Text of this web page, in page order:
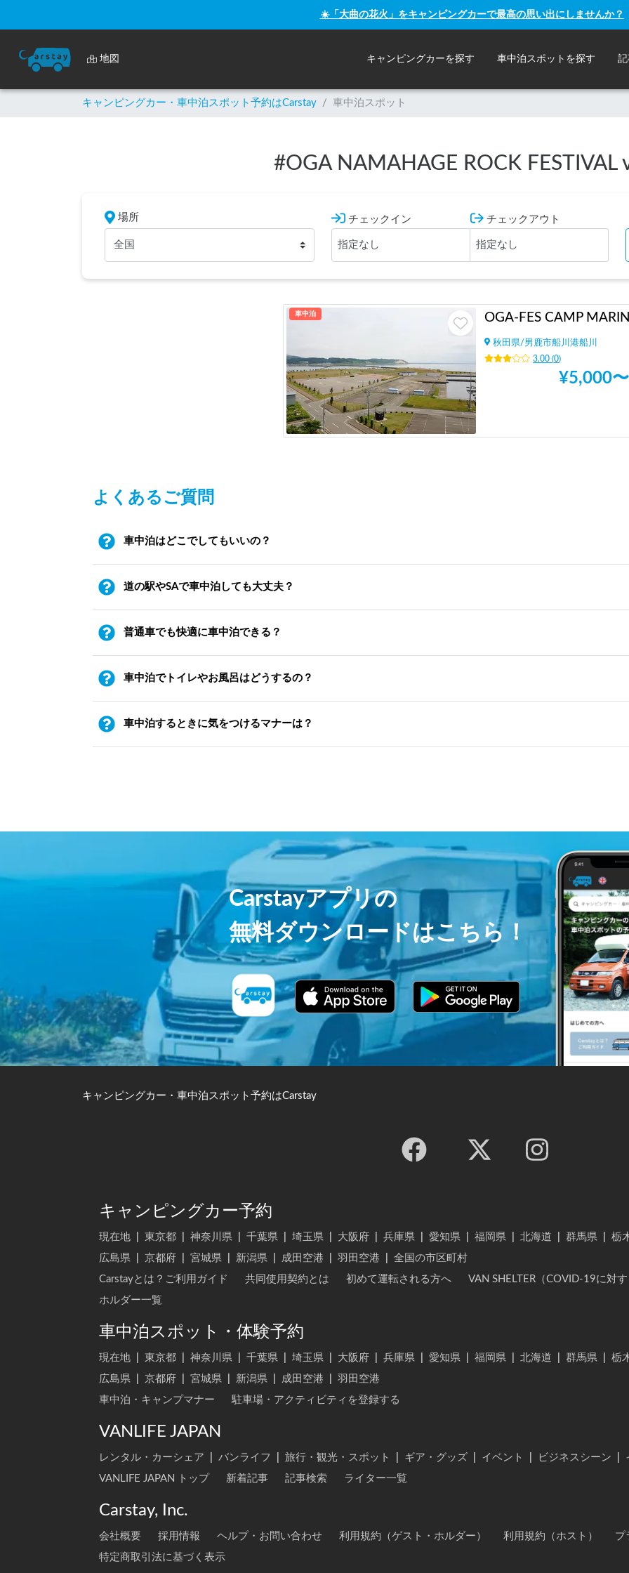
☀️「大曲の花火」をキャンピングカーで最高の思い出にしませんか？
地図 キャンピングカーを探す 車中泊スポットを探す
キャンピングカー・車中泊スポット予約はCarstay / 車中泊スポット
#OGA NAMAHAGE ROCK FESTIVAL
場所
全国
チェックイン チェックアウト
車中泊
秋田県/男鹿市船川港船川
3.00 (0)
¥5,000〜
よくあるご質問
車中泊はどこでしてもいいの？
道の駅やSAで車中泊しても大丈夫？
普通車でも快適に車中泊できる？
車中泊でトイレやお風呂はどうするの？
車中泊するときに気をつけるマナーは？
Carstayアプリの
無料ダウンロードはこちら！
キャンピングカー・車中泊スポット予約はCarstay
キャンピングカー予約
現在地 東京都 神奈川県 千葉県 埼玉県 大阪府 兵庫県 愛知県 福岡県 北海道 群馬県 栃
広島県
京都府 宮城県 新潟県 成田空港 羽田空港
全国の市区町村
Carstayとは？ご利用ガイド
共同使用契約とは 初めて運転される方へ VAN SHELTER（COVID-19に対す
ホルダー一覧
車中泊スポット・体験予約
現在地 東京都 神奈川県 千葉県 埼玉県 大阪府 兵庫県 愛知県 福岡県 北海道 群馬県 栃
広島県
京都府 宮城県 新潟県 成田空港
羽田空港
車中泊・キャンプマナー
駐車場・アクティビティを登録する
VANLIFE JAPAN
レンタル・カーシェア バンライフ 旅行・観光・スポット ギア・グッズ イベント ビジネスシーン
VANLIFE JAPAN トップ
新着記事 記事検索 ライター一覧
Carstay, Inc.
会社概要 採用情報 ヘルプ・お問い合わせ 利用規約（ゲスト・ホルダー） 利用規約（ホスト）
プ
特定商取引法に基づく表示